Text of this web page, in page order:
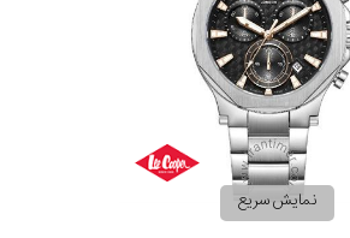
نمایش سریع